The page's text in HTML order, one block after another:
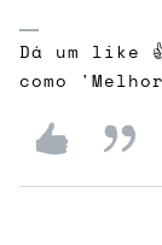
Dá um like
como